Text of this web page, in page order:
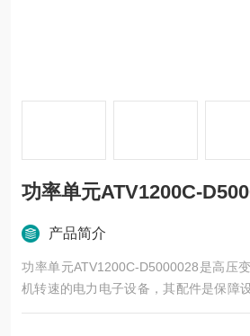
功率单元ATV1200C-
产品简介
功率单元ATV1200C-D5000028是高压
机转速的电力电子设备，其配件是保障
扩展及维护维修的重要组成部分。这些